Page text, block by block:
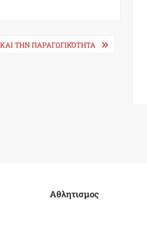
ΤΗΝ ΠΑΡΑΓΩΓΙΚΌΤΗΤΑ
Αθλητισμος